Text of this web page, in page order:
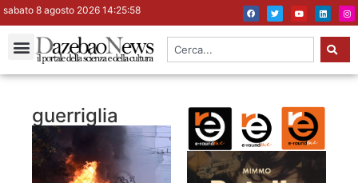
sabato 8 agosto 2026 14:25:58
guerriglia